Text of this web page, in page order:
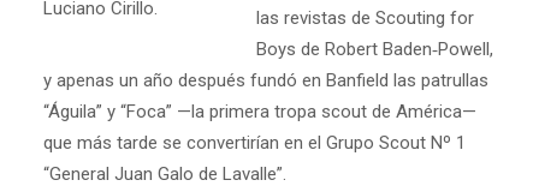
Luciano Cirillo.
las revistas de Scouting for
Boys de Robert Baden‑Powell,
y apenas un año después fundó en Banfield las patrullas
“Águila” y “Foca” —la primera tropa scout de América—
que más tarde se convertirían en el Grupo Scout Nº 1
“General Juan Galo de Lavalle”.